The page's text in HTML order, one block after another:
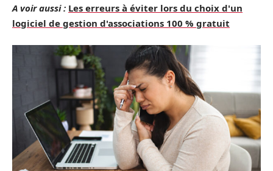
A voir aussi : Les erreurs à éviter lors du choix d'un
logiciel de gestion d'associations 100 % gratuit